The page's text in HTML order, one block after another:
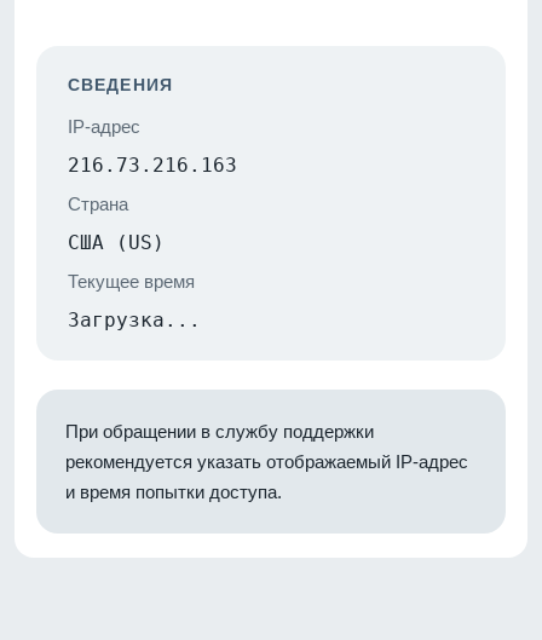
СВЕДЕНИЯ
IP-адрес
216.73.216.163
Страна
США (US)
Текущее время
Загрузка...
При обращении в службу поддержки
рекомендуется указать отображаемый IP-адрес
и время попытки доступа.